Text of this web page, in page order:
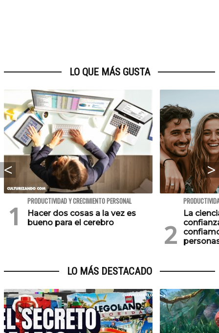
LO QUE MÁS GUSTA
PRODUCTIVIDAD Y CRECIMIENTO PERSONAL
Hacer dos cosas a la vez es
bueno para el cerebro
La
LO MÁS DESTACADO